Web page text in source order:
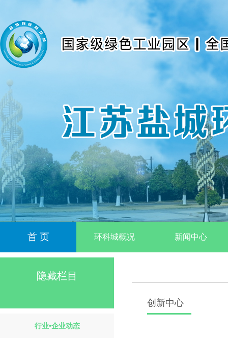
首 页 环科城概况 新闻中心
隐藏栏目
行业•企业动态
创新中心